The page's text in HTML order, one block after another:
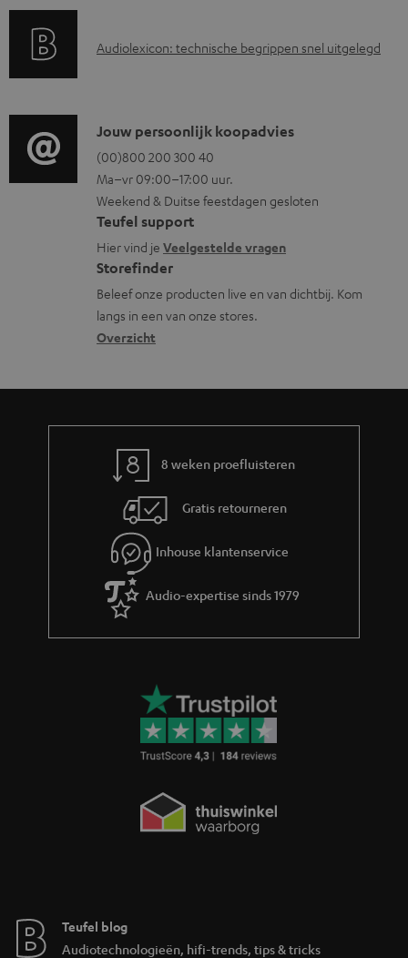
n
r
m
a
t
i
e
n
e
i
n
f
o
r
m
a
A
i
o
g
l
o
s
s
a
r
Audiolexicon: technische begrippen snel uitgelegd
C
o
n
t
a
c
t
i
n
r
Jouw persoonlijk koopadvies
(00)800 200 300 40
Ma–vr 09:00–17:00 uur.
Weekend & Duitse feestdagen gesloten
Teufel support
Hier vind je Veelgestelde vragen
Storefinder
Beleef onze producten live en van dichtbij. Kom
langs in een van onze stores.
Overzicht
8 weken proefluisteren
Gratis retourneren
Inhouse klantenservice
Audio-expertise sinds 1979
Teufel blog
Audiotechnologieën, hifi-trends, tips & tricks